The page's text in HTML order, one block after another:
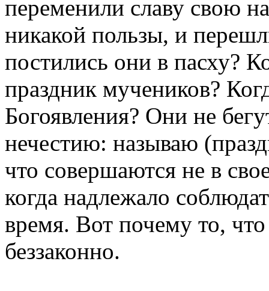
переменили славу свою
никакой пользы, и
постились они в пасху?
праздник мучеников?
Богоявления? Они не
нечестию: называю
что совершаются не в
когда надлежало
время. Вот почему то,
беззаконно.